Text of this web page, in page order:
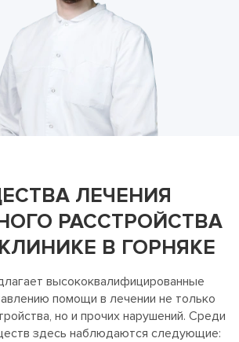
ЛЕЧЕНИЯ
РАССТРОЙСТВА
В ГОРНЯКЕ
высококвалифицированные
помощи в лечении не только
но и прочих нарушений. Среди
здесь наблюдаются следующие: